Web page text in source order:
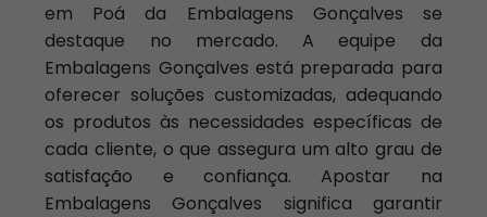
em Poá da Embalagens Gonçalves se
destaque no mercado. A equipe da
Embalagens Gonçalves está preparada para
oferecer soluções customizadas, adequando
os produtos às necessidades específicas de
cada cliente, o que assegura um alto grau de
satisfação e confiança. Apostar na
Embalagens Gonçalves significa garantir